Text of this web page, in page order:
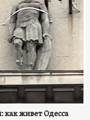
живет Одесса